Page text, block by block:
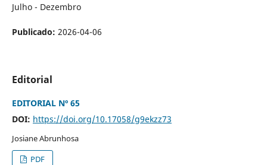
Julho - Dezembro
Publicado: 2026-04-06
Editorial
EDITORIAL Nº 65
DOI: https://doi.org/10.17058/g9ekzz73
Josiane Abrunhosa
PDF